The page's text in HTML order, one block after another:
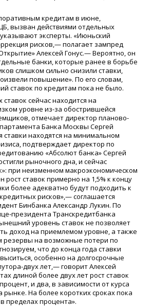
кредитам в июне,
вызван действиями отдельных
эксперты. «Июньский
рисков,— полагает зампред
Алексей Гонус.— Вероятно, он
банки, которые ранее в борьбе
слишком сильно снизили ставки,
повышение». По его словам,
ставок по кредитам пока не было.
сейчас находится на
уровне из-за обострившейся
отмечает директор планово-
Банка Москвы Сергей
ставки находятся на минимальном
подтверждает директор по
«Абсолют банка» Сергей
рыночного дна, и сейчас
при неизменном макроэкономическом
рост ставок примерно на 1,5% к концу
более адекватно будут подходить к
рисков»,— соглашается
Бинбанка Александр Лукин. По
президента Транскредитбанка
уровень ставок не позволяет
доход на приемлемом уровне, а также
резервы на возможные потери по
что до конца года ставки
особенно на долгосрочные
двух лет,— говорит Алексей
длиной более двух лет рост ставок
и два, в зависимости от курса
рынке. На более коротких сроках пока
пределах процента».